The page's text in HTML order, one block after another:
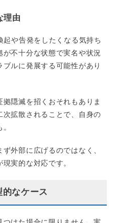
理由
や告発をしたくなる気持ち
不十分な状態で実名や状況
ルに発展する可能性があり
隠滅を招くおそれもありま
拡散されることで、自身の
外部に広げるのではなく、
実的な対応です。
なケース